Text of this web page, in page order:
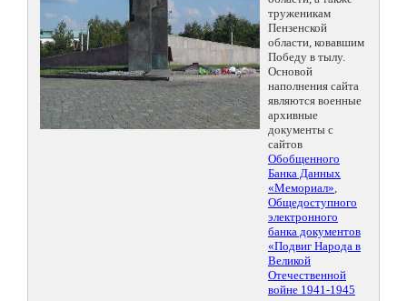
труженикам
Пензенской
области, ковавшим
Победу в тылу.
Основой
наполнения сайта
являются военные
архивные
документы с
сайтов
Обобщенного
Банка Данных
«Мемориал»,
Общедоступного
электронного
банка документов
«Подвиг Народа в
Великой
Отечественной
войне 1941-1945